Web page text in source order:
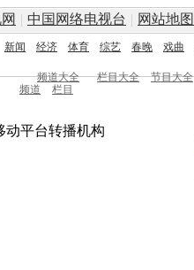
| 中国网络电视台 | 网站地图
新闻 经济 体育 综艺 春晚 戏曲
频道大全 栏目大全 节目大全
频道
栏目
动平台转播机构